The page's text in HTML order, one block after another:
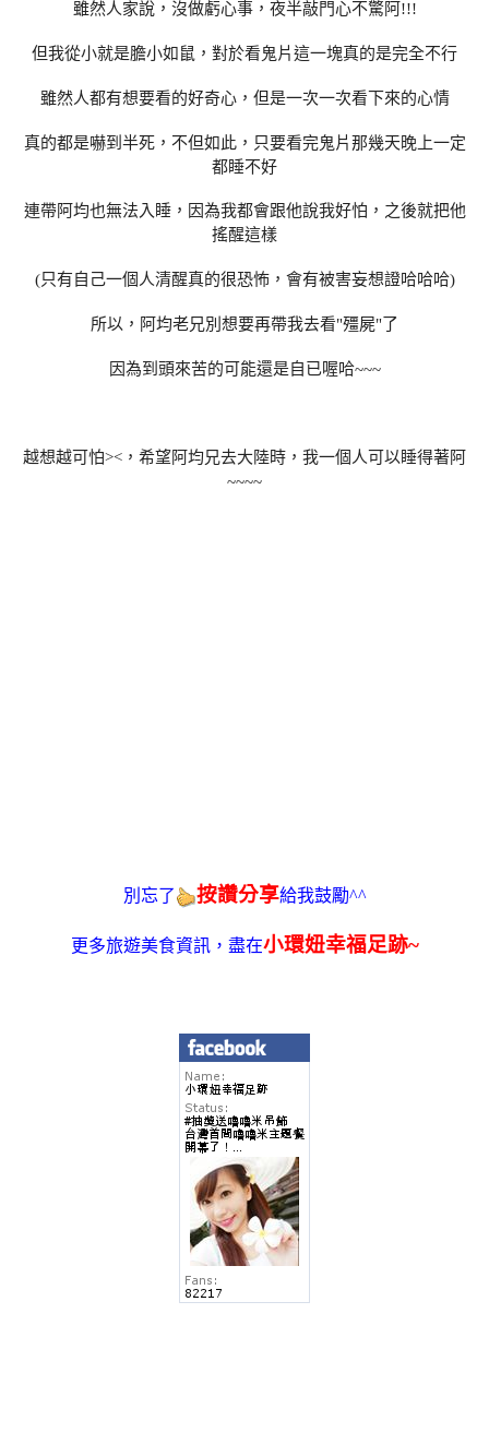
雖然人家說，沒做虧心事，夜半敲門心不驚阿!!!
但我從小就是膽小如鼠，對於看鬼片這一塊真的是完全不行
雖然人都有想要看的好奇心，但是一次一次看下來的心情
真的都是嚇到半死，不但如此，只要看完鬼片那幾天晚上一定
都睡不好
連帶阿均也無法入睡，因為我都會跟他說我好怕，之後就把他
搖醒這樣
(只有自己一個人清醒真的很恐怖，會有被害妄想證哈哈哈)
所以，阿均老兄別想要再帶我去看"殭屍"了
因為到頭來苦的可能還是自已喔哈~~~
越想越可怕><，希望阿均兄去大陸時，我一個人可以睡得著阿
~~~~
別忘了 按讚分享給我鼓勵^^
更多旅遊美食資訊，盡在小環妞幸福足跡~